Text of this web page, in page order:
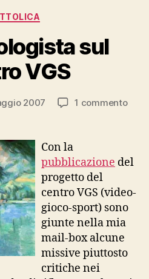
Categorie
sul
VGS
2007 1 commentosu
VGS
Con la
pubblicazione del
progetto del
centro VGS (video-
gioco-sport) sono
giunte nella mia
mail-box alcune
missive piuttosto
critiche nei